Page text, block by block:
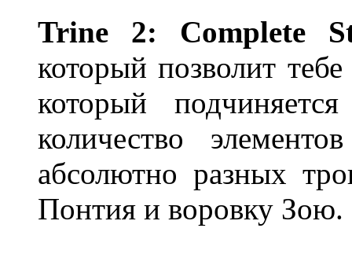
Trine 2: Complete
который позволит
который
количество
абсолютно разных
Понтия и воровку Зою.